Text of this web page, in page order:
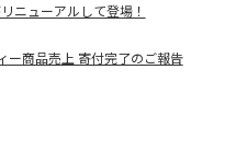
ニューアルして登場！
ー商品売上 寄付完了のご報告